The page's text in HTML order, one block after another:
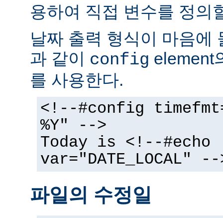
용하여 직접 변수를 정의
날짜 출력 형식이 마음에
과 같이 config element
를 사용한다.
<!--#config
%Y" -->
Today is <!--#echo
var="DATE_LOCAL" --
파일의 수정일